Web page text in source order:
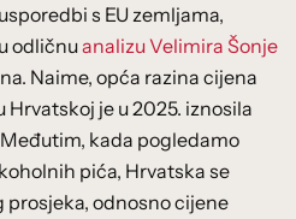
s EU zemljama,
odličnuanalizu Velimira Šonje
Naime, opća razina cijena
je u 2025. iznosila
kada pogledamo
pića, Hrvatska se
prosjeka, odnosno cijene